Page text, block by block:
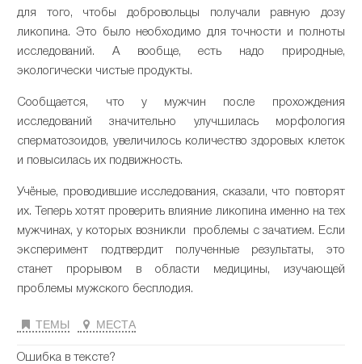
для того, чтобы добровольцы получали равную дозу
ликопина. Это было необходимо для точности и полноты
исследований. А вообще, есть надо природные,
экологически чистые продукты.
Сообщается, что у мужчин после прохождения
исследований значительно улучшилась морфология
сперматозоидов, увеличилось количество здоровых клеток
и повысилась их подвижность.
Учёные, проводившие исследования, сказали, что повторят
их. Теперь хотят проверить влияние ликопина именно на тех
мужчинах, у которых возникли проблемы с зачатием. Если
эксперимент подтвердит полученные результаты, это
станет прорывом в области медицины, изучающей
проблемы мужского бесплодия.
ТЕМЫ МЕСТА
Ошибка в тексте?